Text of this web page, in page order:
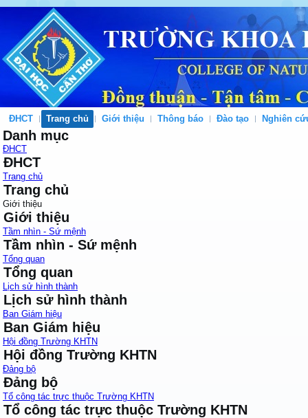
ĐHCT Trang chủ Giới thiệu Thông báo Đào tạo Nghiên
Danh mục
ĐHCT
ĐHCT
Trang chủ
Trang chủ
Giới thiệu
Giới thiệu
Tầm nhìn - Sứ mệnh
Tầm nhìn - Sứ mệnh
Tổng quan
Tổng quan
Lịch sử hình thành
Lịch sử hình thành
Ban Giám hiệu
Ban Giám hiệu
Hội đồng Trường KHTN
Hội đồng Trường KHTN
Đảng bộ
Đảng bộ
Tổ công tác trực thuộc Trường KHTN
Tổ công tác trực thuộc Trường KHTN